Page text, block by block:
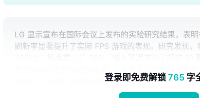
LG 显示宣布在国际会议上发布的实验研究结果，表
刷新率显著提升了实际 FPS 游戏的表现。研究发现
OLED 产品线，并保持市场领导地位
登录即免费解锁765 字